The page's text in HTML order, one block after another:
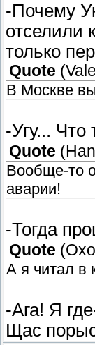
-Почему
отселили
только
Quote (
В Москве
-Угу...
Quote (
Вообще-то
аварии!
-Тогда
Quote (
А я читал в
-Ага! Я
Щас